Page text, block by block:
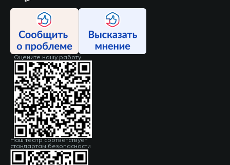
Оцените нашу работу
Наш театр соответствует
стандартам безопасности